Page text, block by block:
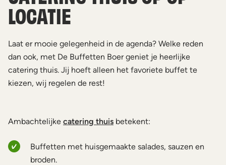
LOCATIE
Laat er mooie gelegenheid in de agenda? Welke reden
dan ook, met De Buffetten Boer geniet je heerlijke
catering thuis. Jij hoeft alleen het favoriete buffet te
kiezen, wij regelen de rest!
Ambachtelijke catering thuis betekent:
Buffetten met huisgemaakte salades, sauzen en
broden.